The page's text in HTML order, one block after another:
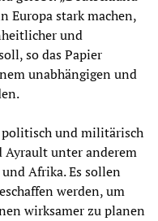
Europa stark machen,
und
so das Papier
unabhängigen und
politisch und militärisch
unter anderem
Afrika. Es sollen
werden, um
wirksamer zu planen